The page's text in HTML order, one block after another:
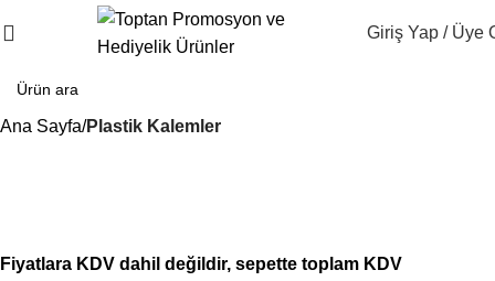
Giriş Yap / Üye
Ana Sayfa Plastik Kalemler
Fiyatlara KDV dahil değildir, sepette toplam KDV